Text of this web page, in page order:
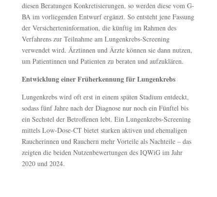
diesen Beratungen Konkretisierungen, so werden diese vom G-
BA im vorliegenden Entwurf ergänzt. So entsteht jene Fassung
der Versicherteninformation, die künftig im Rahmen des
Verfahrens zur Teilnahme am Lungenkrebs-Screening
verwendet wird. Ärztinnen und Ärzte können sie dann nutzen,
um Patientinnen und Patienten zu beraten und aufzuklären.
Entwicklung einer Früherkennung für Lungenkrebs
Lungenkrebs wird oft erst in einem späten Stadium entdeckt,
sodass fünf Jahre nach der Diagnose nur noch ein Fünftel bis
ein Sechstel der Betroffenen lebt. Ein Lungenkrebs-Screening
mittels Low-Dose-CT bietet starken aktiven und ehemaligen
Raucherinnen und Rauchern mehr Vorteile als Nachteile – das
zeigten die beiden Nutzenbewertungen des IQWiG im Jahr
2020 und 2024.